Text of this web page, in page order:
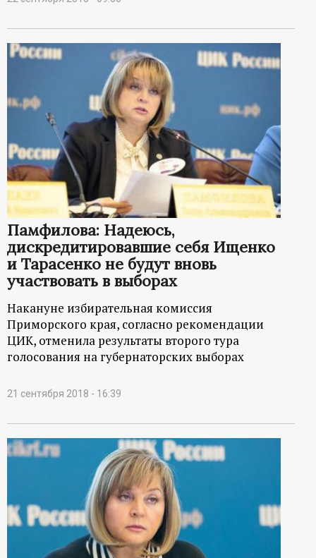
Памфилова: Надеюсь,
дискредитировавшие себя Ищенко
и Тарасенко не будут вновь
участвовать в выборах
Накануне избирательная комиссия
Приморского края, согласно рекомендации
ЦИК, отменила результаты второго тура
голосования на губернаторских выборах
21 сентября 2018 - 16:39